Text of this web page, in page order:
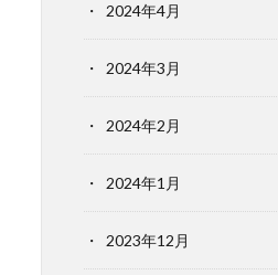
2024年4月
2024年3月
2024年2月
2024年1月
2023年12月